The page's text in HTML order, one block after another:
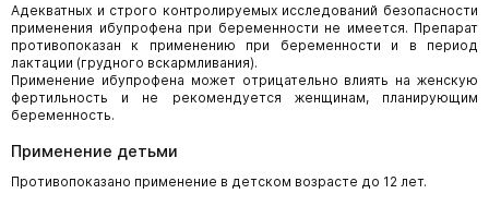
Адекватных и строго контролируемых исследований безопасности
применения ибупрофена при беременности не имеется. Препарат
противопоказан к применению при беременности и в период
лактации (грудного вскармливания).
Применение ибупрофена может отрицательно влиять на женскую
фертильность и не рекомендуется женщинам, планирующим
беременность.
Применение детьми
Противопоказано применение в детском возрасте до 12 лет.